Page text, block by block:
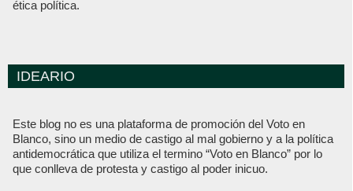
ética política.
IDEARIO
Este blog no es una plataforma de promoción del Voto en
Blanco, sino un medio de castigo al mal gobierno y a la política
antidemocrática que utiliza el termino “Voto en Blanco” por lo
que conlleva de protesta y castigo al poder inicuo.